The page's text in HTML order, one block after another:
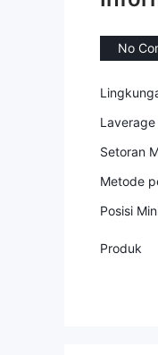
No
Setoran
Metode
Posisi
Produk